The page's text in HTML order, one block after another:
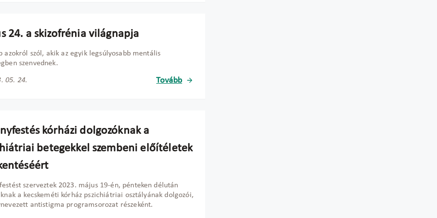
24. a skizofrénia világnapja
azokról szól, akik az egyik legsúlyosabb mentális
szenvednek.
05. 24. Tovább
kórházi dolgozóknak a
betegekkel szembeni előítéletek
szerveztek 2023. május 19-én, pénteken délután
a kecskeméti kórház pszichiátriai osztályának dolgozói,
antistigma programsorozat részeként.